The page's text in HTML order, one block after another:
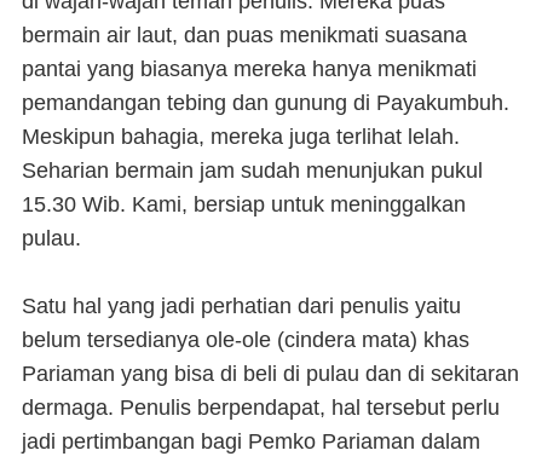
bermain air laut, dan puas menikmati suasana
pantai yang biasanya mereka hanya menikmati
pemandangan tebing dan gunung di Payakumbuh.
Meskipun bahagia, mereka juga terlihat lelah.
Seharian bermain jam sudah menunjukan pukul
15.30 Wib. Kami, bersiap untuk meninggalkan
pulau.
Satu hal yang jadi perhatian dari penulis yaitu
belum tersedianya ole-ole (cindera mata) khas
Pariaman yang bisa di beli di pulau dan di sekitaran
dermaga. Penulis berpendapat, hal tersebut perlu
jadi pertimbangan bagi Pemko Pariaman dalam